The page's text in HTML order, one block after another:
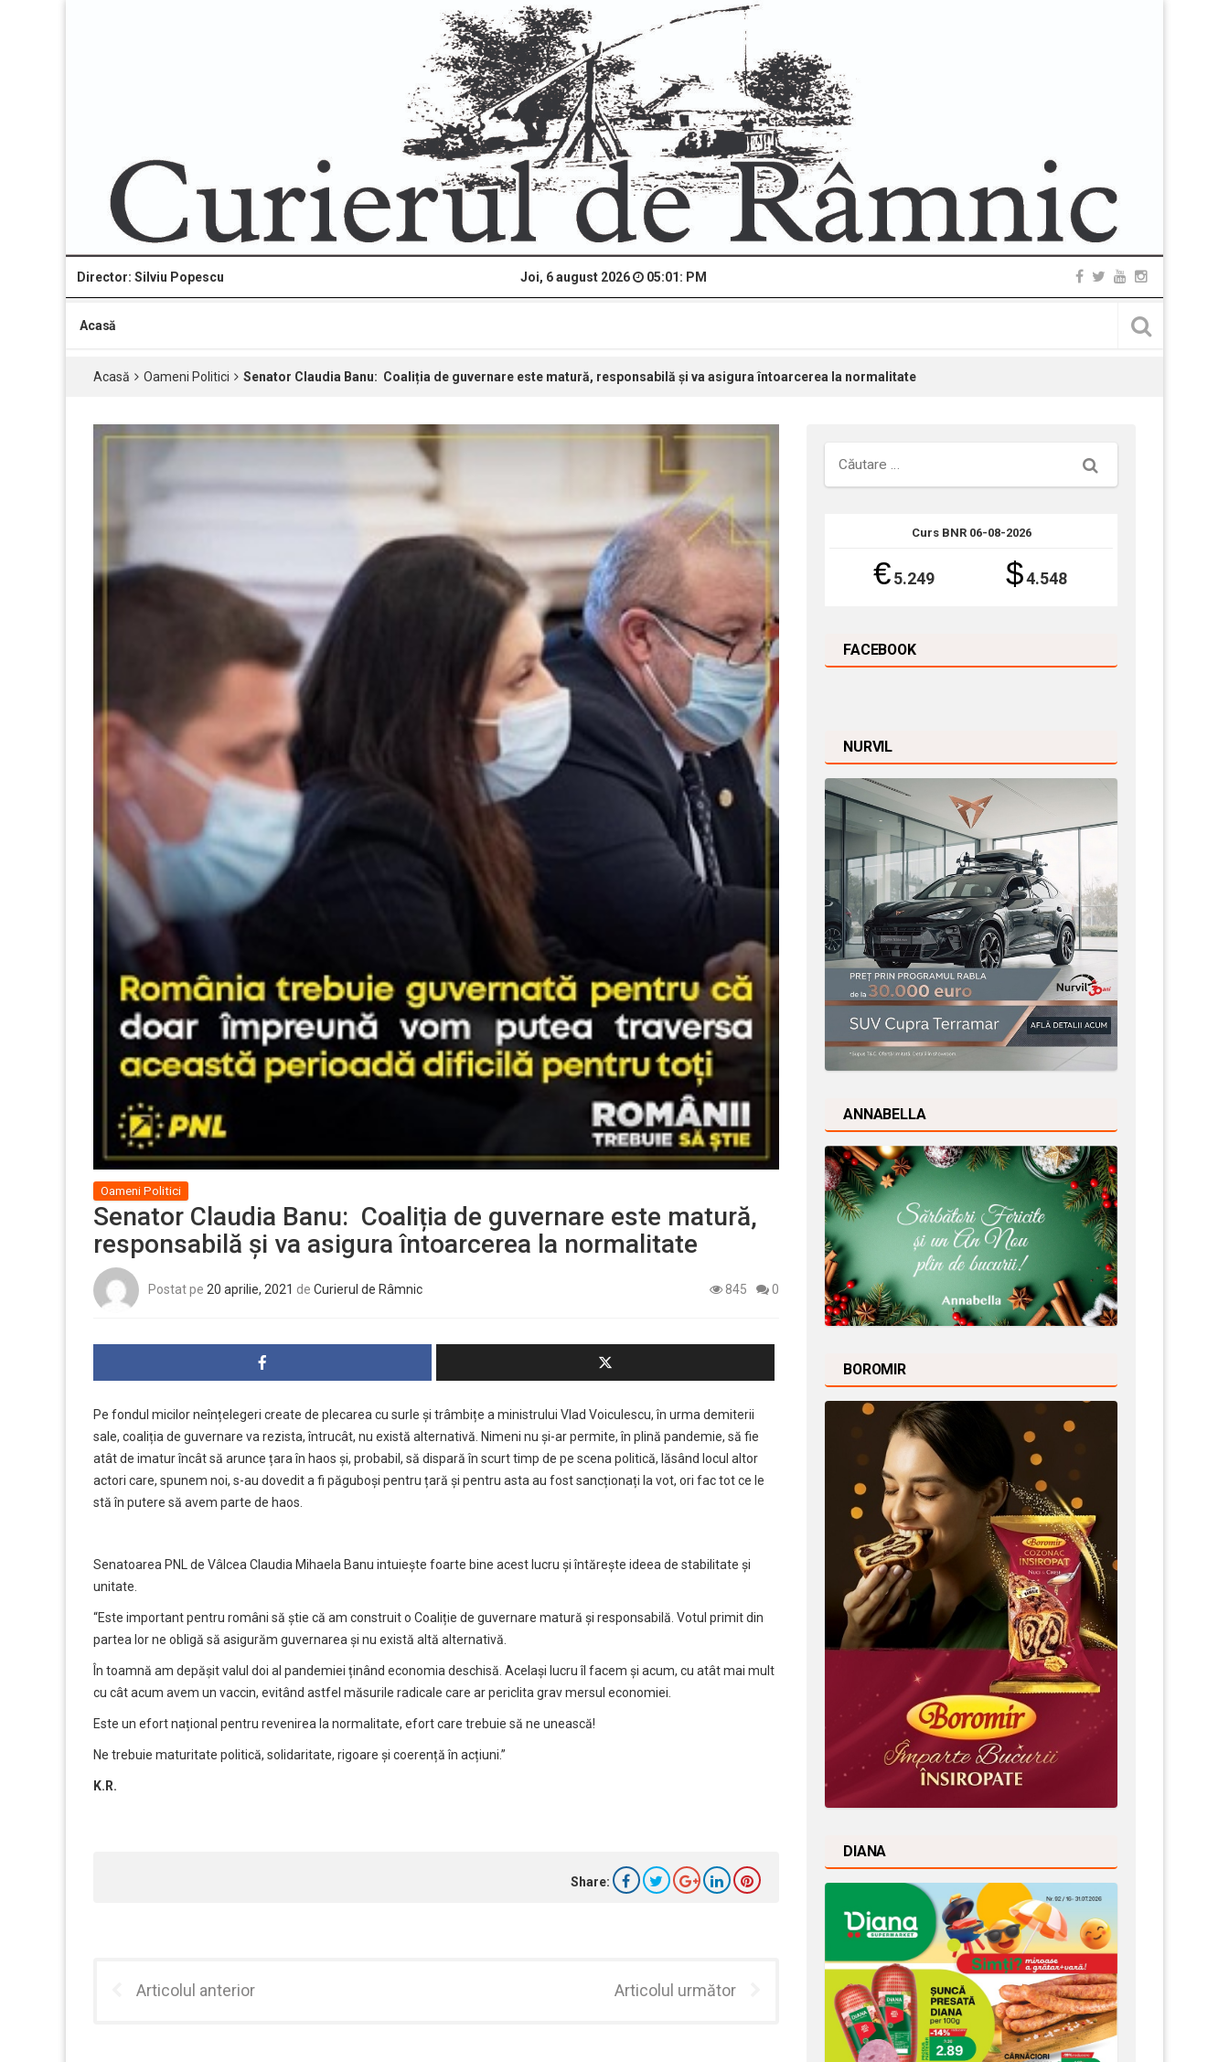
Director: Silviu Popescu Joi, 6 august 2026 05:01: PM
Acasă
Acasă Oameni Politici Senator Claudia Banu: Coaliția de guvernare este matură, responsabilă și va asigura întoarcerea la normalitate
Oameni Politici
Senator Claudia Banu: Coaliția de guvernare este matură,
responsabilă și va asigura întoarcerea la normalitate
Postat pe 20 aprilie, 2021 de Curierul de Râmnic 845 0
Pe fondul micilor neînțelegeri create de plecarea cu surle și trâmbițe a ministrului Vlad Voiculescu, în urma demiterii
sale, coaliția de guvernare va rezista, întrucât, nu există alternativă. Nimeni nu și-ar permite, în plină pandemie, să fie
atât de imatur încât să arunce țara în haos și, probabil, să dispară în scurt timp de pe scena politică, lăsând locul altor
actori care, spunem noi, s-au dovedit a fi păguboși pentru țară și pentru asta au fost sancționați la vot, ori fac tot ce le
stă în putere să avem parte de haos.
Senatoarea PNL de Vâlcea Claudia Mihaela Banu intuiește foarte bine acest lucru și întărește ideea de stabilitate și
unitate.
“Este important pentru români să știe că am construit o Coaliție de guvernare matură și responsabilă. Votul primit din
partea lor ne obligă să asigurăm guvernarea și nu există altă alternativă.
În toamnă am depășit valul doi al pandemiei ținând economia deschisă. Același lucru îl facem și acum, cu atât mai mult
cu cât acum avem un vaccin, evitând astfel măsurile radicale care ar periclita grav mersul economiei.
Este un efort național pentru revenirea la normalitate, efort care trebuie să ne unească!
Ne trebuie maturitate politică, solidaritate, rigoare și coerență în acțiuni.”
K.R.
Share:
Articolul anterior Articolul următor
Căutare
Curs BNR 06-08-2026
€ 5.249 $4.548
FACEBOOK
NURVIL
ANNABELLA
BOROMIR
DIANA